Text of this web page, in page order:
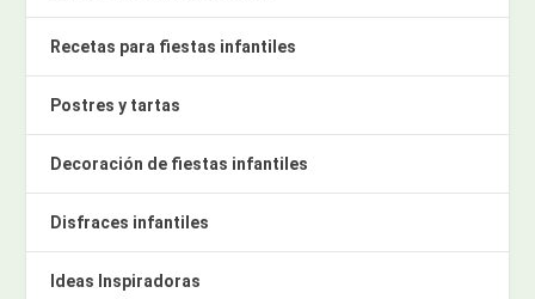
Recetas para fiestas infantiles
Postres y tartas
Decoración de fiestas infantiles
Disfraces infantiles
Ideas Inspiradoras